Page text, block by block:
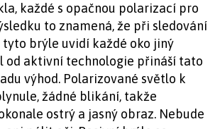
každé s opačnou polarizací pro
to znamená, že při sledování
brýle uvidí každé oko jiný
od aktivní technologie přináší tato
výhod. Polarizované světlo k
žádné blikání, takže
ostrý a jasný obraz. Nebude